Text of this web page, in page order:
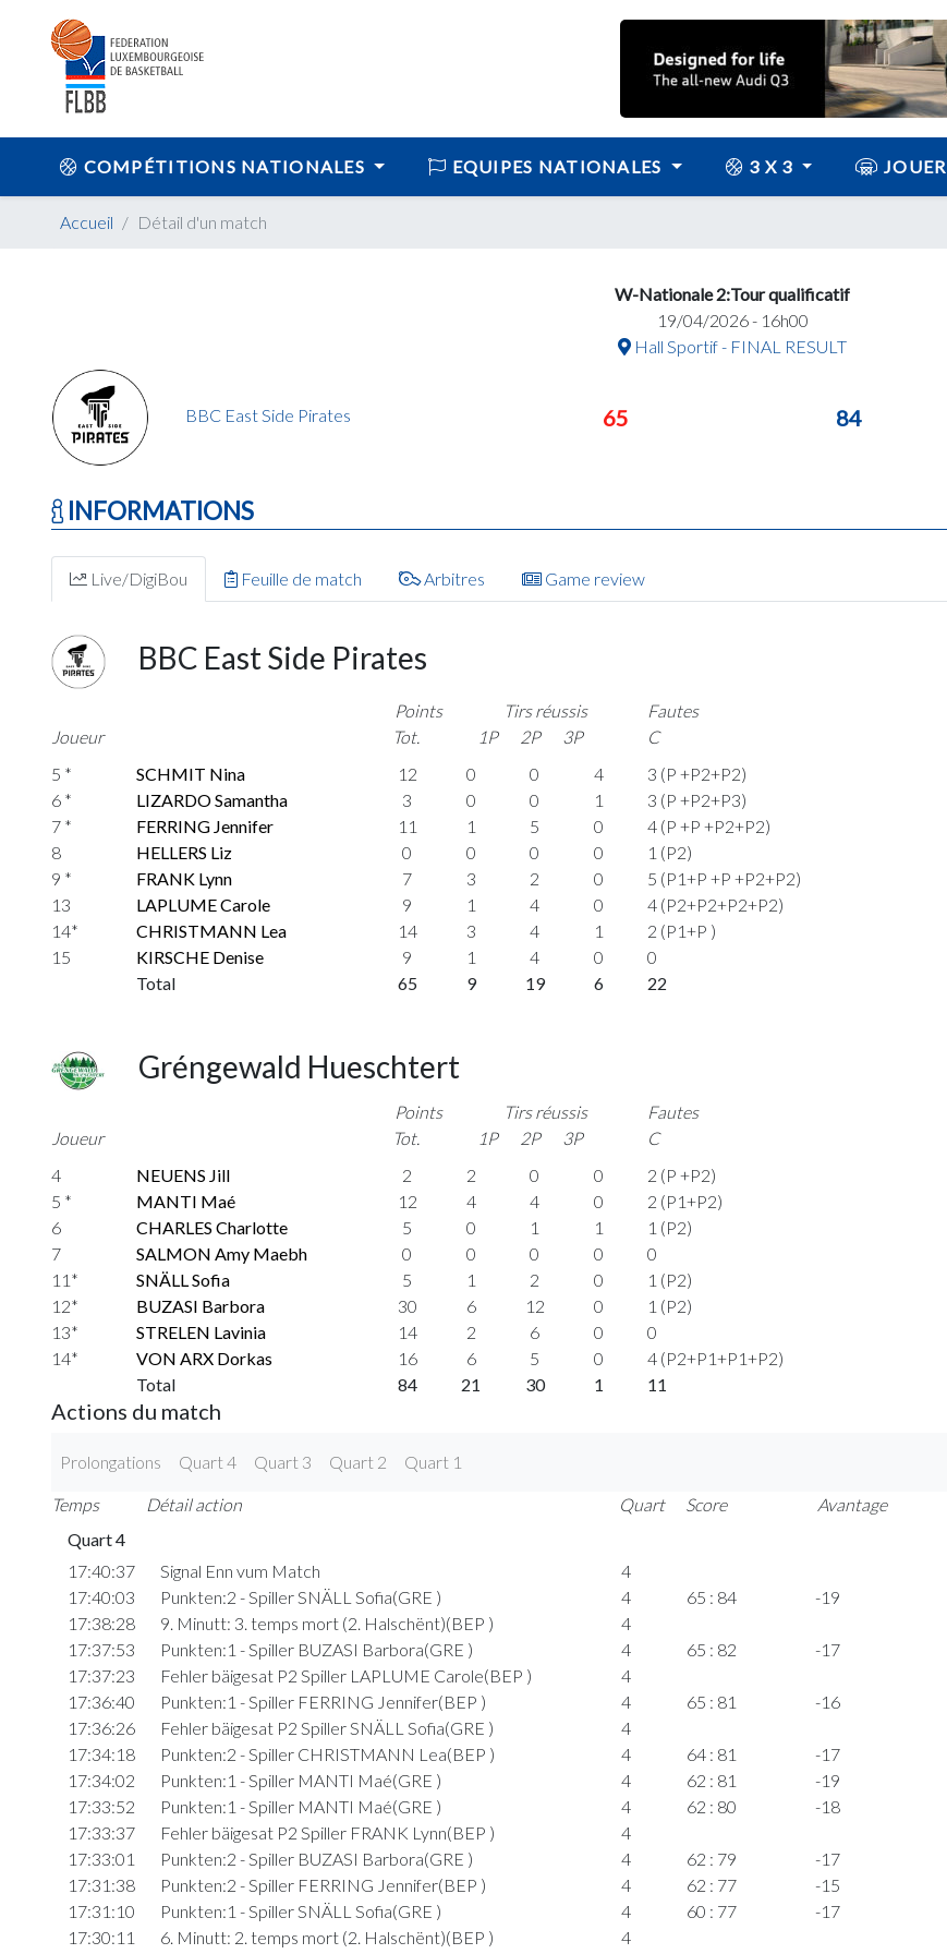
COMPÉTITIONS NATIONALES EQUIPES NATIONALES 3 X 3 JOUER
Accueil Détail d'un match
W-Nationale 2:Tour qualificatif
19/04/2026 - 16h00
Hall Sportif - FINAL RESULT
BBC East Side Pirates 65 84
INFORMATIONS
Live/DigiBou Feuille de match Arbitres Game review
BBC East Side Pirates
Joueur
Points
Tot.
Tirs réussis
1P
2P 3P
Fautes
C
5 *
SCHMIT Nina 12 0 0 4
3 (P +P2+P2)
6 *
LIZARDO Samantha 3 0 0 1
3 (P +P2+P3)
7 *
FERRING Jennifer 11 1 5 0
4 (P +P +P2+P2)
8
HELLERS Liz 0 0 0 0
1 (P2)
9 *
FRANK Lynn 7 3 2 0
5 (P1+P +P +P2+P2)
13
LAPLUME Carole 9 1 4 0
4 (P2+P2+P2+P2)
14*
CHRISTMANN Lea 14 3 4 1
2 (P1+P )
15
KIRSCHE Denise 9 1 4 0
0
Total
65 9 19 6 22
Gréngewald Hueschtert
Joueur
Points
Tot.
Tirs réussis
1P
2P 3P
Fautes
C
4
NEUENS Jill 2 2 0 0
2 (P +P2)
5 *
MANTI Maé 12 4 4 0
2 (P1+P2)
6
CHARLES Charlotte 5 0 1 1
1 (P2)
7
SALMON Amy Maebh 0 0 0 0
0
11*
SNÄLL Sofia 5 1 2 0
1 (P2)
12*
BUZASI Barbora 30 6 12 0
1 (P2)
13*
STRELEN Lavinia 14 2 6 0
0
14*
VON ARX Dorkas 16 6 5 0
4 (P2+P1+P1+P2)
Total
84 21 30 1 11
Actions du match
Prolongations Quart 4 Quart 3 Quart 2 Quart 1
Temps Détail action Quart Score
Avantage
Quart 4
17:40:37
Signal Enn vum Match
4
17:40:03
Punkten:2 - Spiller SNÄLL Sofia(GRE ) 4 65 : 84
-19
17:38:28
9. Minutt: 3. temps mort (2. Halschënt)(BEP )
4
17:37:53
Punkten:1 - Spiller BUZASI Barbora(GRE ) 4 65 : 82
-17
17:37:23
Fehler bäigesat P2 Spiller LAPLUME Carole(BEP )
4
17:36:40
Punkten:1 - Spiller FERRING Jennifer(BEP ) 4 65 : 81
-16
17:36:26
Fehler bäigesat P2 Spiller SNÄLL Sofia(GRE )
4
17:34:18
Punkten:2 - Spiller CHRISTMANN Lea(BEP ) 4 64 : 81
-17
17:34:02
Punkten:1 - Spiller MANTI Maé(GRE ) 4 62 : 81
-19
17:33:52
Punkten:1 - Spiller MANTI Maé(GRE ) 4 62 : 80
-18
17:33:37
Fehler bäigesat P2 Spiller FRANK Lynn(BEP )
4
17:33:01
Punkten:2 - Spiller BUZASI Barbora(GRE ) 4 62 : 79
-17
17:31:38
Punkten:2 - Spiller FERRING Jennifer(BEP ) 4 62 : 77
-15
17:31:10
Punkten:1 - Spiller SNÄLL Sofia(GRE ) 4 60 : 77
-17
17:30:11
6. Minutt: 2. temps mort (2. Halschënt)(BEP )
4